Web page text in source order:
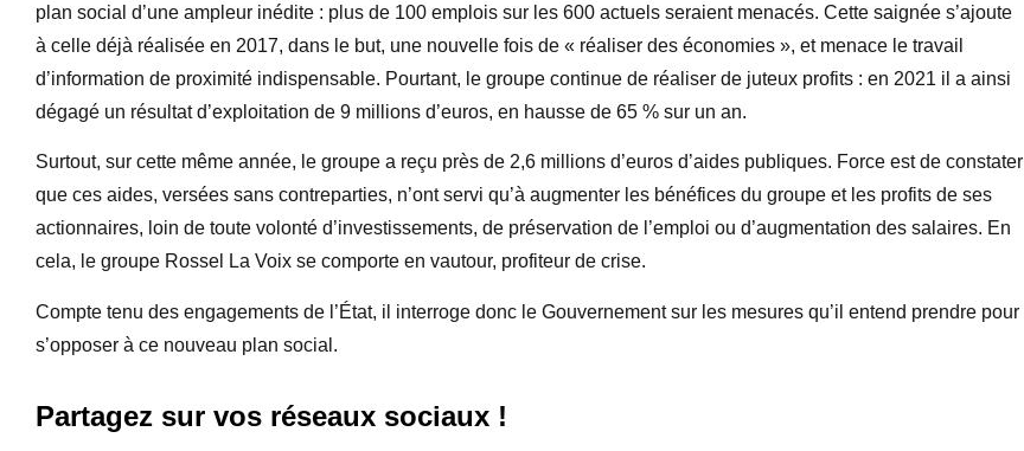
plan social d’une ampleur inédite : plus de 100 emplois sur les 600 actuels seraient menacés. Cette saignée s’ajoute
à celle déjà réalisée en 2017, dans le but, une nouvelle fois de « réaliser des économies », et menace le travail
d’information de proximité indispensable. Pourtant, le groupe continue de réaliser de juteux profits : en 2021 il a ainsi
dégagé un résultat d’exploitation de 9 millions d’euros, en hausse de 65 % sur un an.
Surtout, sur cette même année, le groupe a reçu près de 2,6 millions d’euros d’aides publiques. Force est de constater
que ces aides, versées sans contreparties, n’ont servi qu’à augmenter les bénéfices du groupe et les profits de ses
actionnaires, loin de toute volonté d’investissements, de préservation de l’emploi ou d’augmentation des salaires. En
cela, le groupe Rossel La Voix se comporte en vautour, profiteur de crise.
Compte tenu des engagements de l’État, il interroge donc le Gouvernement sur les mesures qu’il entend prendre pour
s’opposer à ce nouveau plan social.
Partagez sur vos réseaux sociaux !